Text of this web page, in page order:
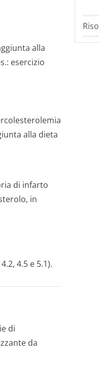
alla
esercizio
alla dieta
di infarto
in
4.5 e 5.1).
di
da